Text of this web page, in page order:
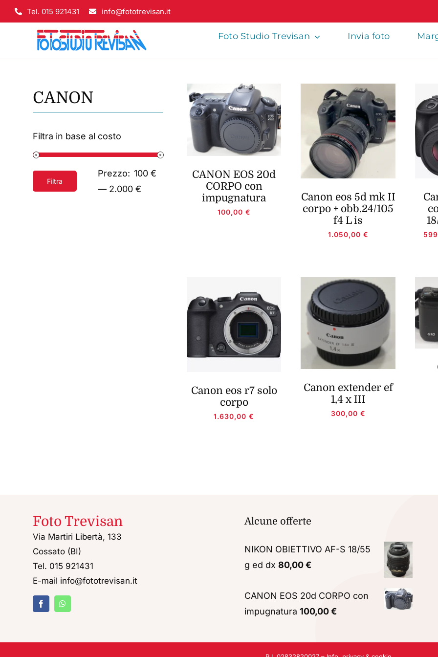
Salta
al
contenuto
Tel. 015 921431 info@fototrevisan.it
Foto Studio Trevisan Invia foto
CANON
Filtra in base al costo
Prezzo
Prezzo
Filtra
Prezzo: 100 €
— 2.000 €
CANON EOS 20d
CORPO con
impugnatura
100,00 €
Canon eos 5d mk II
corpo + obb.24/105
f4 L is
1.050,00 €
Canon eos r7 solo
corpo
1.630,00€
Canon extender ef
1,4 x III
300,00 €
Foto Trevisan
Via Martiri Libertà, 133
Cossato (BI)
Tel. 015 921431
E-mail info@fototrevisan.it
Alcune offerte
NIKON OBIETTIVO AF-S 18/55
g ed dx 80,00€
CANON EOS 20d CORPO con
impugnatura 100,00€